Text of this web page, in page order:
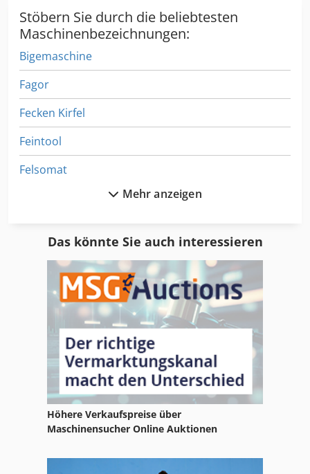
Stöbern Sie durch die beliebtesten
Maschinenbezeichnungen:
Bigemaschine
Fagor
Fecken Kirfel
Feintool
Felsomat
Funkenerosionsmaschine
Fusingofen
Futterflansch
Mehr anzeigen
Das könnte Sie auch interessieren
Höhere Verkaufspreise über
Maschinensucher Online Auktionen